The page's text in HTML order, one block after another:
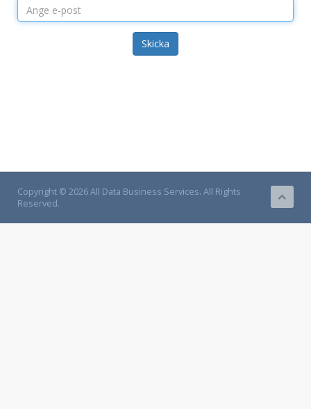
Skicka
Copyright © 2026 All Data Business Services. All Rights
Reserved.